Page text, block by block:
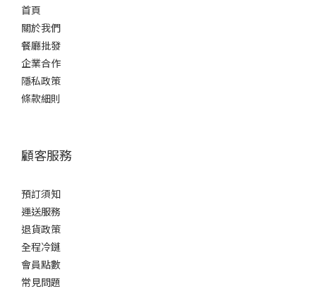
微
淡
麗
(2)
適
中..
氣
中...
(2)
微
強
香
(1)
首頁
關於我們
餐廳批發
企業合作
隱私政策
條款細則
顧客服務
預訂須知
運送服務
退貨政策
全程冷鏈
會員點數
常見問題